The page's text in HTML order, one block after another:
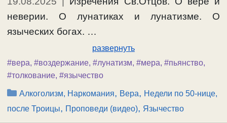
неверии. О лунатиках и лунатизме. О
языческих богах. …
развернуть
#вера, #воздержание, #лунатизм, #мера, #пьянство,
#толкование, #язычество
Рубрики
Алкоголизм, Наркомания, Вера, Недели по 50-нице,
после Троицы, Проповеди (видео), Язычество